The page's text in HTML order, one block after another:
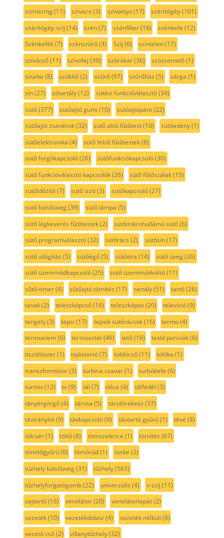
szimering(11) szivacs (3) szivattyú(17) szárítógép(101)
szárítógép szíj (14) szén(7) szénfilter(18) szénkefe (12)
Szénkefék(7) szénszűrő(3) Szíj (6) színtelen(17)
szívócső(11) szívófej (39) szórókar(36) szöszemelő(1)
szürke (8) szűkítő(2) szűrő(97) szűrőház (5) sárga (1)
sín(27) sótartály(12) sütési funkcióválasztó(34)
sütő(377) sütőajtó gumi (10) sütőajtópánt(22)
sütőajtó zsanérok(32) sütő alsó fűtőtest(10) sütőedény(1)
sütőelektronika (4) sütő felső fűtőtestek(8)
sütő forgókapcsoló(26) sütőfunkciókapcsoló(30)
sütő funkcióválasztó kapcsolók(26) sütő fűtőszálak(15)
sütőidőzítő(7) sütő izzó(3) sütőkapcsoló(27)
sütő külsőüveg(39) sütő lámpa (5)
sütő légkeverés fűtőtestek(2) sütőmikrohullámú sütő(6)
sütő programválasztó(32) sütőrács (2) sütősín(17)
sütő világítás (5) sütőégő(5) sütőóra (14) sütő üveg(26)
sütő üzemmódkapcsoló(25) sütő üzemmódváltó(11)
sűtő-timer(4) sűtőajtó tömítés (17) tartály(51) tartó(26)
tasak(2) teleszkópcső(16) teleszkópos (20) televízió(9)
tengely(3) tepsi (17) tepsik sütőrácsok(16) termo(4)
termoelem(6) termosztát(46) tető(16) textil porzsák(6)
tisztítószer(1) tojástartó(7) toldócső(11) tolóka (1)
transzformátor(3) turbina csavar(1) turbókefe (6)
turmix(12) tv(9) tál (7) tálca (4) tálfedél (3)
tányérgörgő(4) tárcsa (5) tárolórekesz (37)
távirányító(9) távkapcsoló(9) távtartó gyűrű(1) tévé (8)
tölcsér(1) töltő(8) tömszelence (1) tömítés (67)
tömítőgyűrű(6) tömőrúd(1) tüske (2)
tüzhely külsőüveg(31) tűzhely(563)
tűzhelyforgatógomb(22) univerzális (4) v-szíj (11)
vajtartó(16) ventilátor(20) ventilátorlapát(2)
vezeték(10) vezetékdoboz (4) vezeték nélküli (8)
vezető cső(2) villanytűzhely(32)